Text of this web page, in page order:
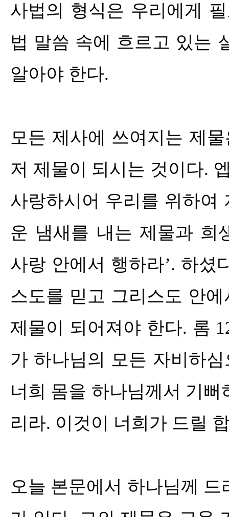
사법의 형식은 우리에게
법 말씀 속에 흐르고 있는
알아야 한다.
모든 제사에 쓰여지는 제
저 제물이 되시는 것이다.
사랑하시어 우리를 위하여
운 냄새를 내는 제물과 희
사랑 안에서 행하라’. 하셨
스도를 믿고 그리스도 안
제물이 되어져야 한다. 롬
가 하나님의 모든 자비하
너희 몸을 하나님께서 기
리라. 이것이 너희가 드릴
오늘 본문에서 하나님께